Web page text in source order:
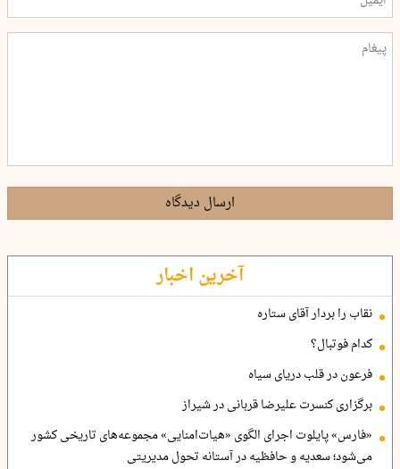
ارسال دیدگاه
آخرین اخبار
نقاب را بردار آقای ستاره
کدام فوتبال؟
فرعون در قلب دریای سیاه
برگزاری کنسرت علیرضا قربانی در شیراز
«فارس» پایلوت اجرای الگوی «هیات‌امنایی» مجموعه‌های تاریخی کشور
می‌شود؛ سعدیه و حافظیه در آستانه تحول مدیریتی